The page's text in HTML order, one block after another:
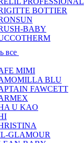
BOTTIER
BABY
все
MIMI
BLU
FAWCETT
U KAO
GLAMOUR